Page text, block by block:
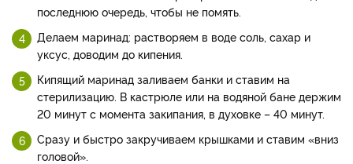
последнюю очередь, чтобы не помять.
Делаем маринад: растворяем в воде соль, сахар и
уксус, доводим до кипения.
Кипящий маринад заливаем банки и ставим на
стерилизацию. В кастрюле или на водяной бане держим
20 минут с момента закипания, в духовке – 40 минут.
Сразу и быстро закручиваем крышками и ставим «вниз
головой».